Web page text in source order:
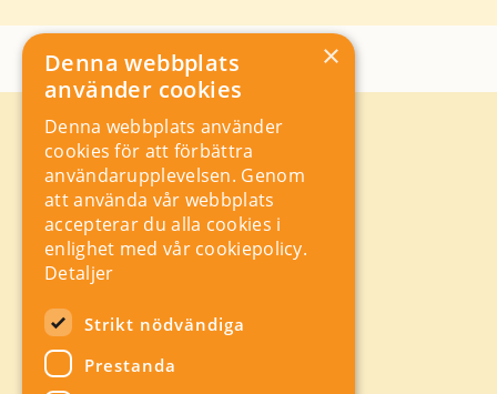
Kontakt
Storgatan 19, Box 5501,
114 85 Stockholm
Orgnr: 556625 – 8389
rad@industriarbetsgivarna.se
Rådgivning:08-762 67 70
Växel:08-762 67 55
Hitta snabbt
A-Ö
×
Denna webbplats
använder cookies
Denna webbplats använder
cookies för att förbättra
användarupplevelsen. Genom
att använda vår webbplats
accepterar du alla cookies i
enlighet med vår cookiepolicy.
Detaljer
Strikt nödvändiga
Prestanda